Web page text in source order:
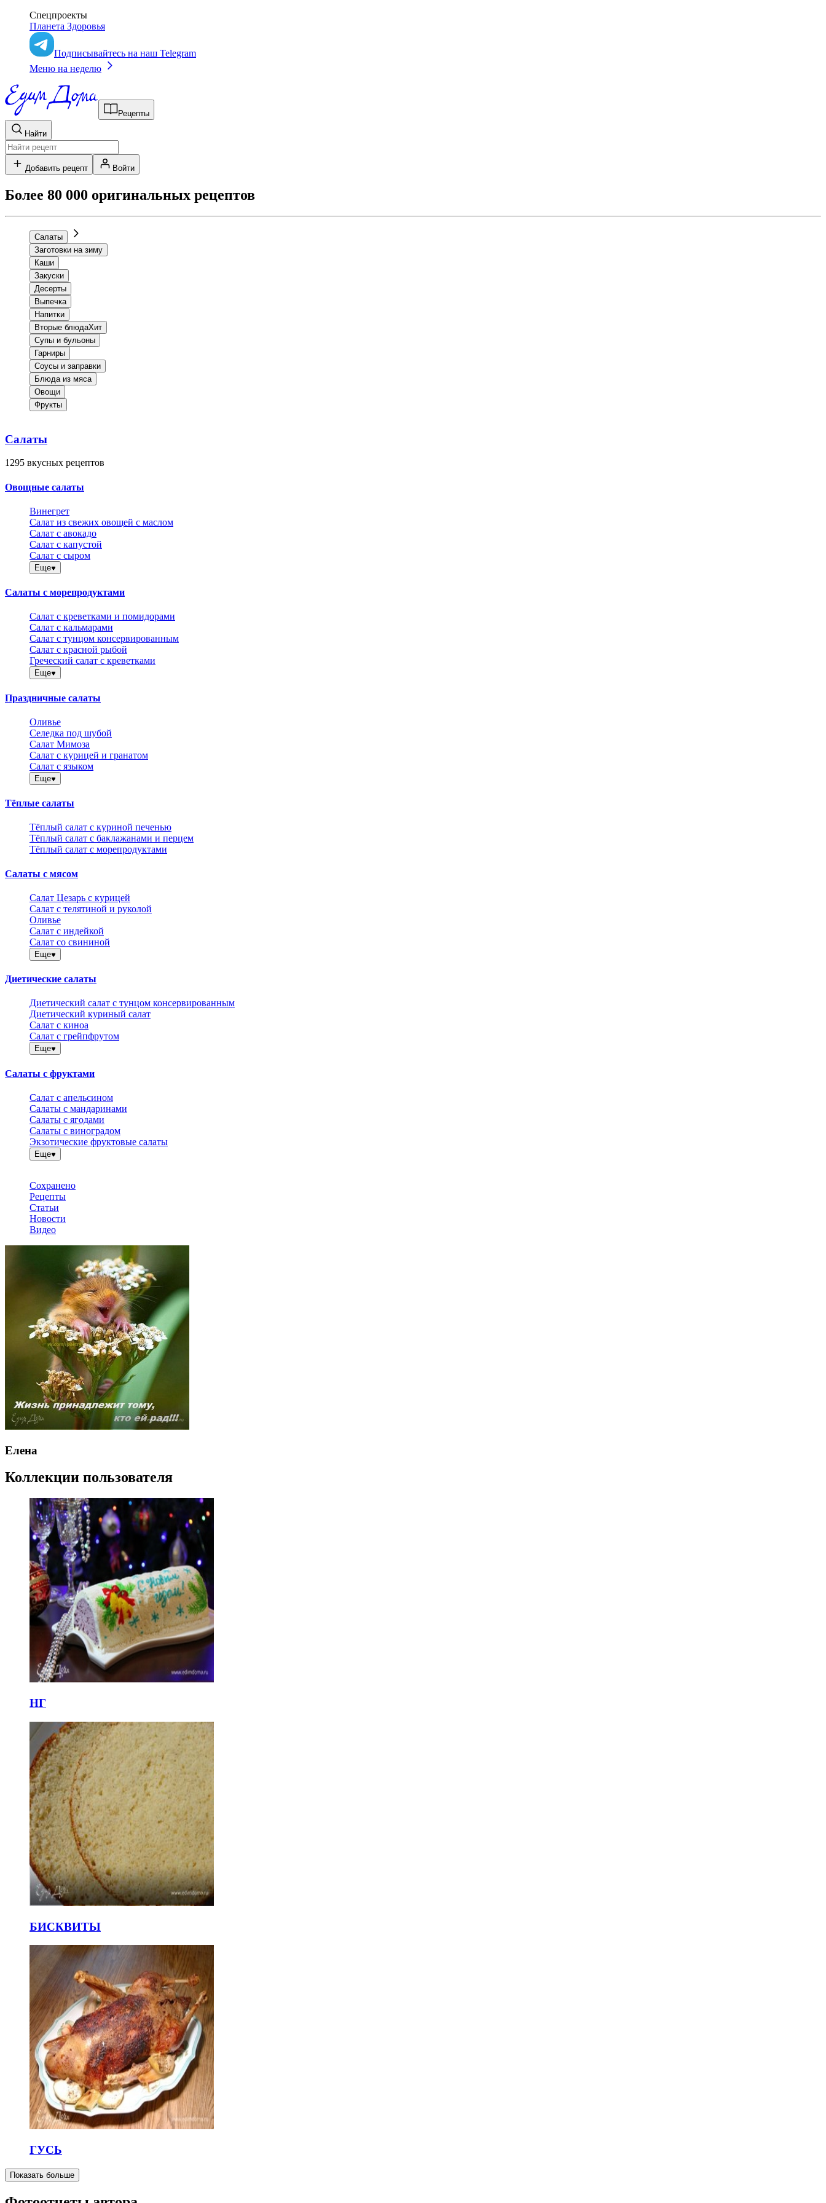
Спецпроекты
Планета Здоровья
Подписывайтесь на наш Telegram
Меню на неделю
Рецепты
Найти
Добавить рецепт Войти
Более 80 000 оригинальных рецептов
Салаты
Заготовки на зиму
Каши
Закуски
Десерты
Выпечка
Напитки
Вторые блюдаХит
Супы и бульоны
Гарниры
Соусы и заправки
Блюда из мяса
Овощи
Фрукты
Салаты
1295 вкусных рецептов
Овощные салаты
Винегрет
Салат из свежих овощей с маслом
Салат с авокадо
Салат с капустой
Салат с сыром
Еще
Салаты с морепродуктами
Салат с креветками и помидорами
Салат с кальмарами
Салат с тунцом консервированным
Салат с красной рыбой
Греческий салат с креветками
Еще
Праздничные салаты
Оливье
Селедка под шубой
Салат Мимоза
Салат с курицей и гранатом
Салат с языком
Еще
Тёплые салаты
Тёплый салат с куриной печенью
Тёплый салат с баклажанами и перцем
Тёплый салат с морепродуктами
Салаты с мясом
Салат Цезарь с курицей
Салат с телятиной и руколой
Оливье
Салат с индейкой
Салат со свининой
Еще
Диетические салаты
Диетический салат с тунцом консервированным
Диетический куриный салат
Салат с киноа
Салат с грейпфрутом
Еще
Салаты с фруктами
Салат с апельсином
Салаты с мандаринами
Салаты с ягодами
Салаты с виноградом
Экзотические фруктовые салаты
Еще
Сохранено
Рецепты
Статьи
Новости
Видео
Елена
Коллекции пользователя
НГ
БИСКВИТЫ
ГУСЬ
Показать больше